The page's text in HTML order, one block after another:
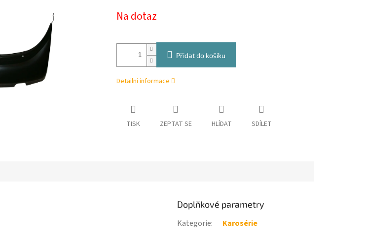
cena:
Na dotaz
Přidat do košíku
Detailní informace
TISK ZEPTAT SE HLÍDAT SDÍLET
Doplňkové parametry
Kategorie: Karosérie